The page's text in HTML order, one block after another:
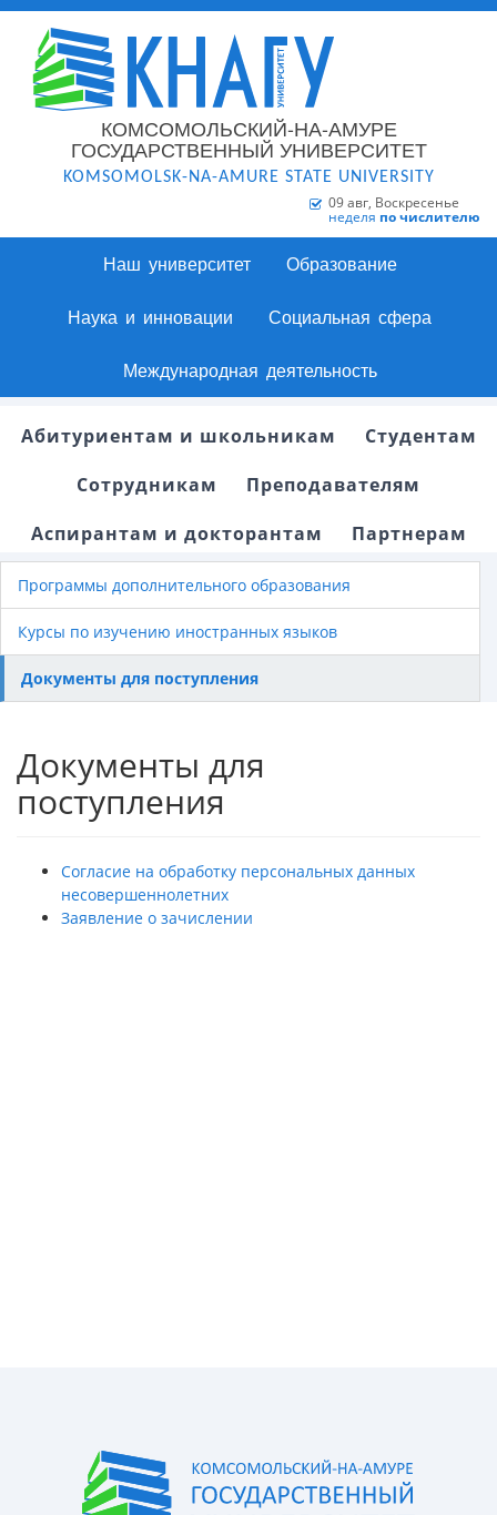
КОМСОМОЛЬСКИЙ-НА-АМУРЕ
ГОСУДАРСТВЕННЫЙ УНИВЕРСИТЕТ
KOMSOMOLSK-NA-AMURE STATE UNIVERSITY
09 авг, Воскресенье
неделя по числителю
Наш университет Образование
Наука и инновации Социальная сфера
Международная деятельность
Абитуриентам и школьникам
Студентам
Сотрудникам
Преподавателям
Аспирантам и докторантам
Партнерам
Программы дополнительного образования
Курсы по изучению иностранных языков
Документы для поступления
Документы для
поступления
Согласие на обработку персональных данных
несовершеннолетних
Заявление о зачислении